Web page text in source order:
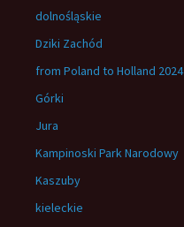
dolnośląskie
Dziki Zachód
from Poland to Holland 2024
Górki
Jura
Kampinoski Park Narodowy
Kaszuby
kieleckie